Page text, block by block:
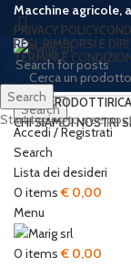
Macchine agricole,
PRIVACY POLICY
RESI, RIMBORSI E
TERMINI E
Search
Accedi / Registrati
Search
Lista dei desideri
0 items € 0,00
Menu
0 items € 0,00
HOME PRODOTTI
CHI SIAMOI NOSTRI
New
Click to enlarge
Search
Start typing to see